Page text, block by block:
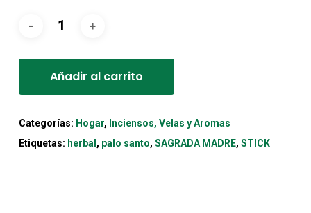
Añadir al carrito
Categorías: Hogar, Inciensos, Velas y Aromas
Etiquetas: herbal , palo santo, SAGRADA MADRE, STICK